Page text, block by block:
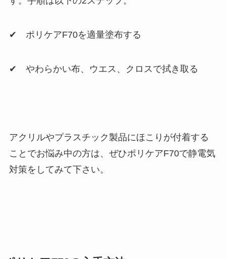
✔ ポリケアF70を適量塗布する
✔ やわらかい布、ウエス、クロスで拭き取る
アクリルやプラスチック製品にほこりが付着する
ことでお悩み中の方は、ぜひポリケアF70で静電気
対策をしてみて下さい。